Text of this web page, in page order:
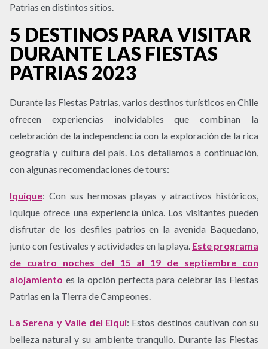
Patrias en distintos sitios.
5 DESTINOS PARA VISITAR
DURANTE LAS FIESTAS
PATRIAS 2023
Durante las Fiestas Patrias, varios destinos turísticos en Chile
ofrecen experiencias inolvidables que combinan la
celebración de la independencia con la exploración de la rica
geografía y cultura del país. Los detallamos a continuación,
con algunas recomendaciones de tours:
Iquique: Con sus hermosas playas y atractivos históricos,
Iquique ofrece una experiencia única. Los visitantes pueden
disfrutar de los desfiles patrios en la avenida Baquedano,
junto con festivales y actividades en la playa. Este programa
de cuatro noches del 15 al 19 de septiembre con
alojamiento es la opción perfecta para celebrar las Fiestas
Patrias en la Tierra de Campeones.
La Serena y Valle del Elqui: Estos destinos cautivan con su
belleza natural y su ambiente tranquilo. Durante las Fiestas